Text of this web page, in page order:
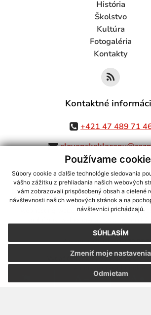
Používame
Súbory cookie a ďalšie technológie sledovania
vášho zážitku z prehliadania našich webových
vám zobrazovali prispôsobený obsah a cielené
návštevnosti našich webových stránok a na
návštevníci prichádzajú.
SÚHLASÍM
Odmietam
Zmeniť moje nastavenia
História
Školstvo
Kultúra
Fotogaléria
Kontakty
Kontaktné
+421 47 489 71
využite možnosť získavania aktuálnych
CMS systém (redakčný) systém ECHELON 2,
webex.digital, s.r.o.,domény,
Posledná aktualizácia:
Vytlačiť stránku|Vyhlásenie o